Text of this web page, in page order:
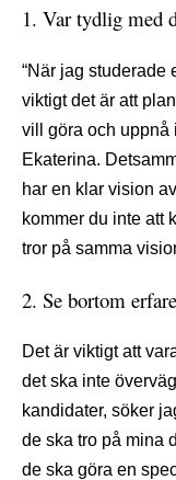
1. Var tydlig med
“När jag studerade
viktigt det är att
vill göra och uppnå
Ekaterina.
har en klar vision
kommer du inte att
tror på samma
2. Se bortom
Det är viktigt att
det ska inte
kandidater, söker
de ska tro på mina
de ska göra en